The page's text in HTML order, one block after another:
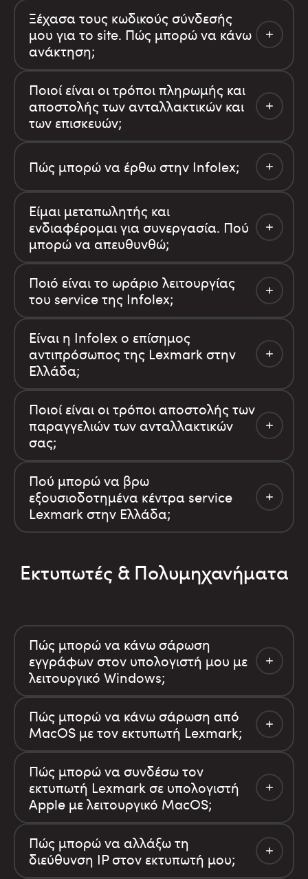
Ξέχασα τους κωδικούς σύνδεσής
μου για το site. Πώς μπορώ να κάνω
ανάκτηση;
Ποιοί είναι οι τρόποι πληρωμής και
αποστολής των ανταλλακτικών και
των επισκευών;
Πώς μπορώ να έρθω στην Infolex;
Είμαι μεταπωλητής και
ενδιαφέρομαι για συνεργασία. Πού
μπορώ να απευθυνθώ;
Ποιό είναι το ωράριο λειτουργίας
του service της Infolex;
Είναι η Infolex ο επίσημος
αντιπρόσωπος της Lexmark στην
Ελλάδα;
Ποιοί είναι οι τρόποι αποστολής των
παραγγελιών των ανταλλακτικών
σας;
Πού μπορώ να βρω
εξουσιοδοτημένα κέντρα service
Lexmark στην Ελλάδα;
Εκτυπωτές & Πολυμηχανήματα
Πώς μπορώ να κάνω σάρωση
εγγράφων στον υπολογιστή μου με
λειτουργικό Windows;
Πώς μπορώ να κάνω σάρωση από
MacOS με τον εκτυπωτή Lexmark;
Πώς μπορώ να συνδέσω τον
εκτυπωτή Lexmark σε υπολογιστή
Apple με λειτουργικό MacOS;
Πώς μπορώ να αλλάξω τη
διεύθυνση IP στον εκτυπωτή μου;